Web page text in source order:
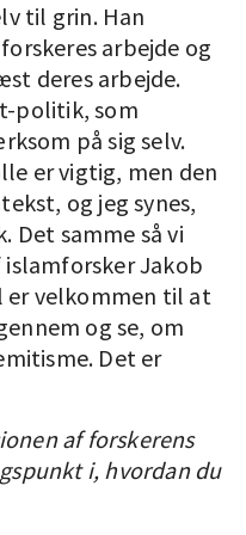
til grin. Han
arbejde og
deres arbejde.
politik, som
på sig selv.
er vigtig, men den
og jeg synes,
Det samme så vi
Jakob
er velkommen til at
og se, om
Det er
af forskerens
i, hvordan du